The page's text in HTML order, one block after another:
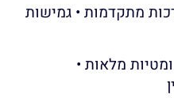
מתקדמות • גמישות
מלאות •